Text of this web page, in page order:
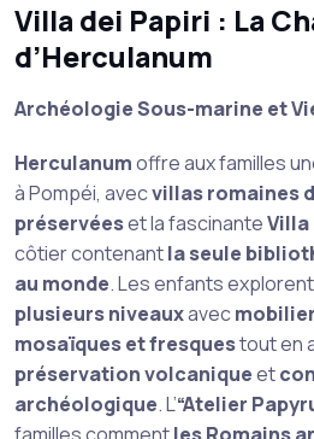
Villa dei Papiri : La
d’Herculanum
Archéologie Sous-marine et
Herculanumoffre aux familles
à Pompéi, avecvillas romaines
préservéeset la fascinanteVilla
côtier contenantla seule
au monde. Les enfants explorent
plusieurs niveauxavec
mosaïques et fresquestout en
préservation volcaniqueet
archéologique. L’“Atelier